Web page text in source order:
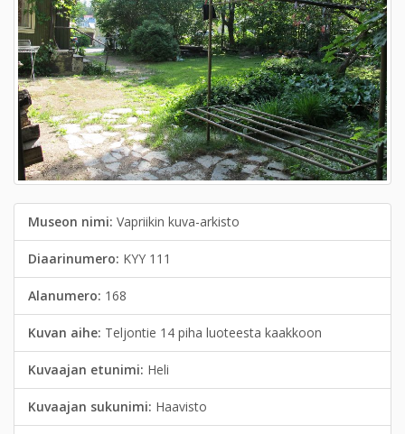
Museon nimi: Vapriikin kuva-arkisto
Diaarinumero: KYY 111
Alanumero: 168
Kuvan aihe: Teljontie 14 piha luoteesta kaakkoon
Kuvaajan etunimi: Heli
Kuvaajan sukunimi: Haavisto